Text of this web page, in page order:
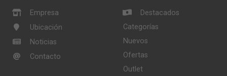
Empresa
Ubicación
Noticias
Contacto
Destacados
Categorías
Nuevos
Ofertas
Outlet